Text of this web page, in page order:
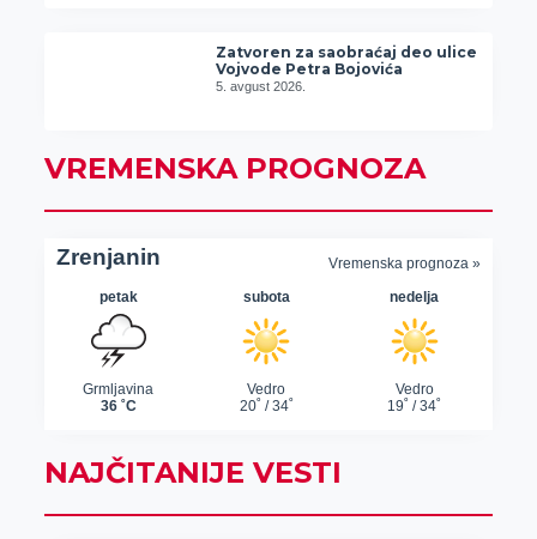
Zatvoren za saobraćaj deo ulice
Vojvode Petra Bojovića
5. avgust 2026.
VREMENSKA PROGNOZA
NAJČITANIJE VESTI